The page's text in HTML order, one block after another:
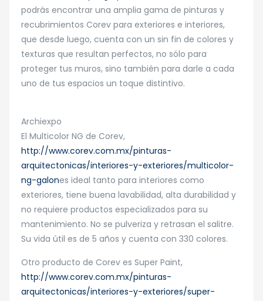
podrás encontrar una amplia gama de pinturas y
recubrimientos Corev para exteriores e interiores,
que desde luego, cuenta con un sin fin de colores y
texturas que resultan perfectos, no sólo para
proteger tus muros, sino también para darle a cada
uno de tus espacios un toque distintivo.
Archiexpo
El Multicolor NG de Corev,
http://www.corev.com.mx/pinturas-
arquitectonicas/interiores-y-exteriores/multicolor-
ng-galones ideal tanto para interiores como
exteriores, tiene buena lavabilidad, alta durabilidad y
no requiere productos especializados para su
mantenimiento. No se pulveriza y retrasan el salitre.
Su vida útil es de 5 años y cuenta con 330 colores.
Otro producto de Corev es Super Paint,
http://www.corev.com.mx/pinturas-
arquitectonicas/interiores-y-exteriores/super-